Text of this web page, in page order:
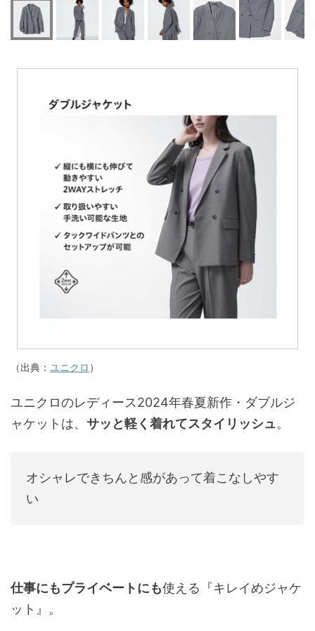
（出典： ユニクロ ）
ユニクロのレディース2024年春夏新作・ダブルジ
ャケットは、 サッと軽く着れてスタイリッシュ。
オシャレできちんと感があって着こなしやす
い
仕事にもプライベートにも使える『キレイめジャケ
ット』。